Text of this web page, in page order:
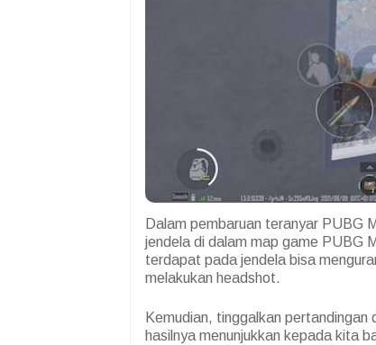
Dalam pembaruan teranyar PUBG
jendela di dalam map game PUBG
terdapat pada jendela bisa
melakukan headshot.
Kemudian, tinggalkan
hasilnya menunjukkan kepada kita